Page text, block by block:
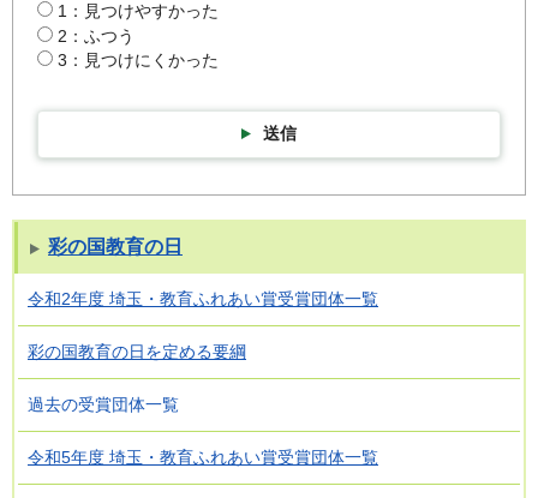
1：見つけやすかった
2：ふつう
3：見つけにくかった
送信
彩の国教育の日
令和2年度 埼玉・教育ふれあい賞受賞団体一覧
彩の国教育の日を定める要綱
過去の受賞団体一覧
令和5年度 埼玉・教育ふれあい賞受賞団体一覧